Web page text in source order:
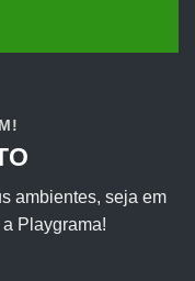
ambientes, seja em
Playgrama!